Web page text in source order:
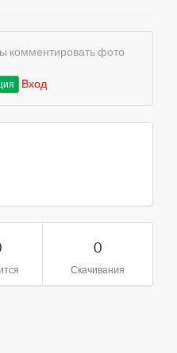
комментировать фото
Вход
0
Скачивания